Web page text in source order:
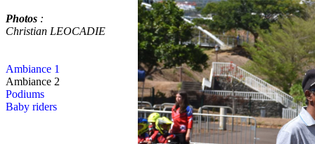
Photos :
Christian LEOCADIE
Ambiance 1
Ambiance 2
Podiums
Baby riders